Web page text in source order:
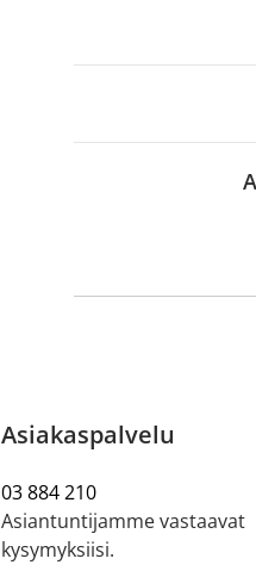
Asiakaspalvelu
03 884 210
Asiantuntijamme vastaavat
kysymyksiisi.